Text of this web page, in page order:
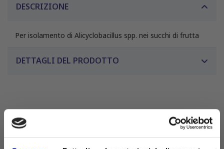
DESCRIZIONE
Per isolamento di Alicyclobacillus spp. nei succhi di frutta
DETTAGLI DEL PRODOTTO